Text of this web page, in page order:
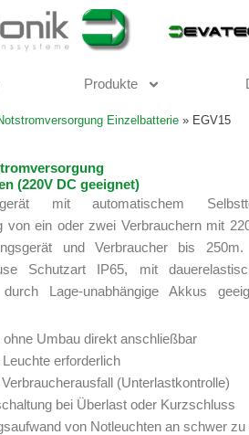
Produkte
Einzelbatterie » EGV15
(220V DC geeignet)
mit automatischem
von ein oder zwei Verbrauchern mit
und Verbraucher bis 250m.
Schutzart IP65, mit
durch Lage-unabhängige Akkus
Umbau direkt anschließbar
erforderlich
(Unterlastkontrolle)
bei Überlast oder Kurzschluss
von Notleuchten an schwer